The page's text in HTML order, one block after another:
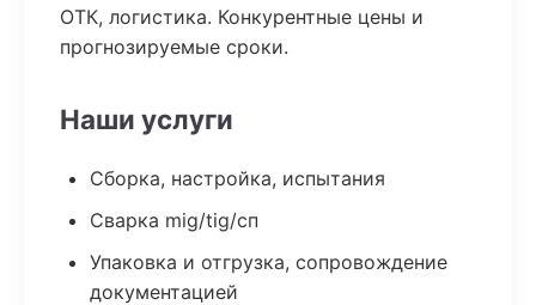
ОТК, логистика. Конкурентные цены и
прогнозируемые сроки.
Наши услуги
Сборка, настройка, испытания
Сварка mig/tig/сп
Упаковка и отгрузка, сопровождение
документацией